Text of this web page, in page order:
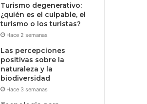
Turismo degenerativo:
¿quién es el culpable, el
turismo o los turistas?
Hace 2 semanas
Las percepciones
positivas sobre la
naturaleza y la
biodiversidad
Hace 3 semanas